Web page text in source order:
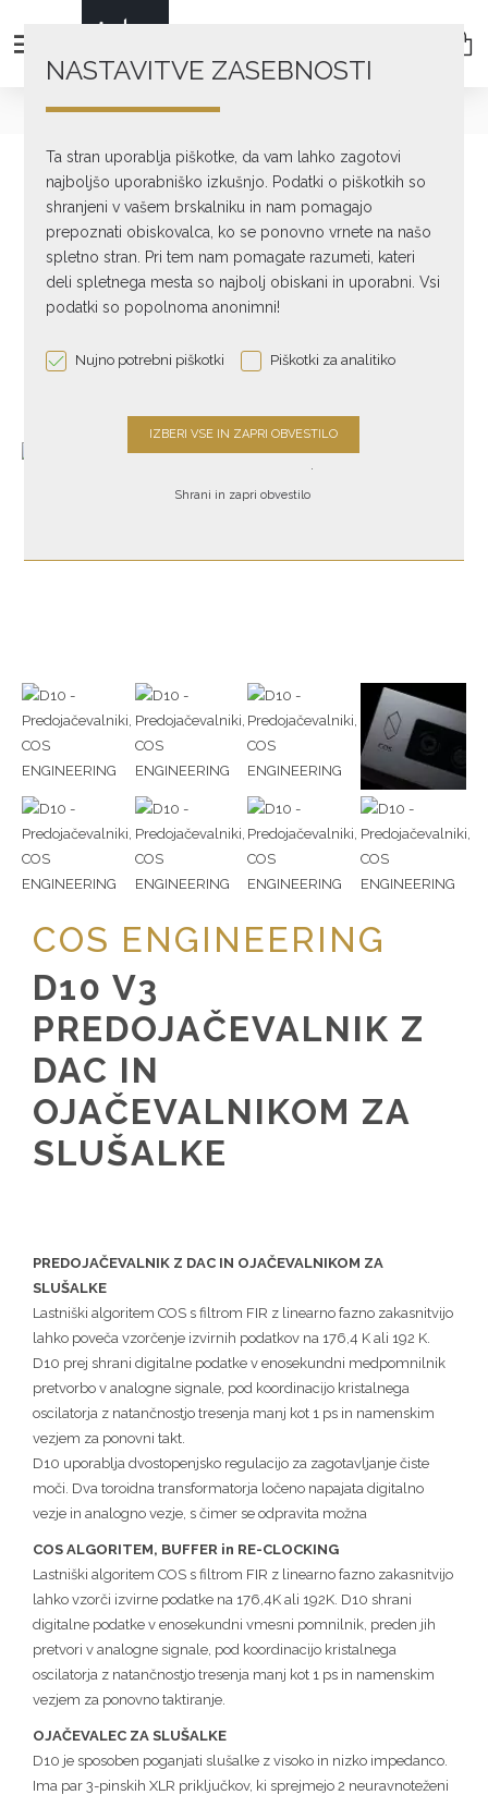
Ojačevalniki
COS ENGINEERING
D10 V3
PREDOJAČEVALNIK Z
DAC IN
OJAČEVALNIKOM ZA
SLUŠALKE
PREDOJAČEVALNIK Z DAC IN OJAČEVALNIKOM ZA
SLUŠALKE
Lastniški algoritem COS s filtrom FIR z linearno fazno zakasnitvijo
lahko poveča vzorčenje izvirnih podatkov na 176,4 K ali 192 K.
D10 prej shrani digitalne podatke v enosekundni medpomnilnik
pretvorbo v analogne signale, pod koordinacijo kristalnega
oscilatorja z natančnostjo tresenja manj kot 1 ps in namenskim
vezjem za ponovni takt.
D10 uporablja dvostopenjsko regulacijo za zagotavljanje čiste
moči. Dva toroidna transformatorja ločeno napajata digitalno
vezje in analogno vezje, s čimer se odpravita možna
COS ALGORITEM, BUFFER in RE-CLOCKING
Lastniški algoritem COS s filtrom FIR z linearno fazno zakasnitvijo
lahko vzorči izvirne podatke na 176,4K ali 192K. D10 shrani
digitalne podatke v enosekundni vmesni pomnilnik, preden jih
pretvori v analogne signale, pod koordinacijo kristalnega
oscilatorja z natančnostjo tresenja manj kot 1 ps in namenskim
vezjem za ponovno taktiranje.
OJAČEVALEC ZA SLUŠALKE
D10 je sposoben poganjati slušalke z visoko in nizko impedanco.
Ima par 3-pinskih XLR priključkov, ki sprejmejo 2 neuravnoteženi
NASTAVITVE ZASEBNOSTI
Ta stran uporablja piškotke, da vam lahko zagotovi
najboljšo uporabniško izkušnjo. Podatki o piškotkih so
shranjeni v vašem brskalniku in nam pomagajo
prepoznati obiskovalca, ko se ponovno vrnete na našo
spletno stran. Pri tem nam pomagate razumeti, kateri
deli spletnega mesta so najbolj obiskani in uporabni. Vsi
podatki so popolnoma anonimni!
Nujno potrebni piškotki Piškotki za analitiko
Shrani in zapri obvestilo
.